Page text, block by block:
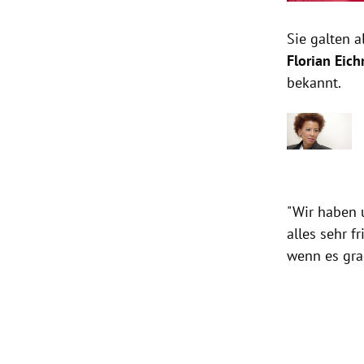
Sie galten
Florian
bekannt.
"Wir haben
alles sehr
wenn es